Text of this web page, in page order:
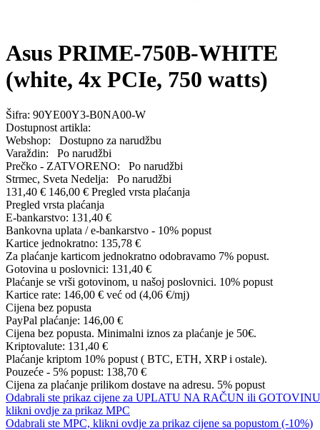
Asus PRIME-750B-WHITE
(white, 4x PCIe, 750 watts)
Šifra: 90YE00Y3-B0NA00-W
Dostupnost artikla:
Webshop:
Dostupno za narudžbu
Varaždin:
Po narudžbi
Prečko - ZATVORENO:
Po narudžbi
Strmec, Sveta Nedelja:
Po narudžbi
131,40 € 146,00 € Pregled vrsta plaćanja
Pregled vrsta plaćanja
E-bankarstvo: 131,40 €
Bankovna uplata / e-bankarstvo - 10% popust
Kartice jednokratno: 135,78 €
Za plaćanje karticom jednokratno odobravamo 7% popust.
Gotovina u poslovnici: 131,40 €
Plaćanje se vrši gotovinom, u našoj poslovnici. 10% popust
Kartice rate: 146,00 € već od (4,06 €/mj)
Cijena bez popusta
PayPal plaćanje: 146,00 €
Cijena bez popusta. Minimalni iznos za plaćanje je 50€.
Kriptovalute: 131,40 €
Plaćanje kriptom 10% popust ( BTC, ETH, XRP i ostale).
Pouzeće - 5% popust: 138,70 €
Cijena za plaćanje prilikom dostave na adresu. 5% popust
Odabrali ste prikaz cijene za UPLATU NA RAČUN ili
klikni ovdje za prikaz MPC
Odabrali ste MPC, klikni ovdje za prikaz cijene sa popustom (-10%)